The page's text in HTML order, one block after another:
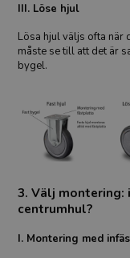
III. Löse hjul
Lösa hjul väljs ofta när
måste se till att det är
bygel.
3. Välj
centrumhul?
I. Montering med